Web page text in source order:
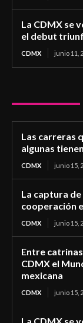
La CDMX se
el debut
CDMX junio 11,
Las carreras
algunas
CDMX junio 15,
La captura de
cooperación
CDMX junio 15,
Entre
CDMX el
mexicana
CDMX junio 15,